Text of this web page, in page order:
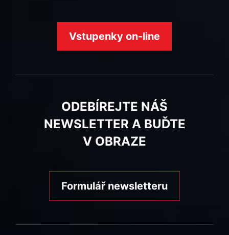
Vstupenky on-line
ODEBÍREJTE NÁŠ
NEWSLETTER A BUĎTE
V OBRAZE
Formulář newsletteru